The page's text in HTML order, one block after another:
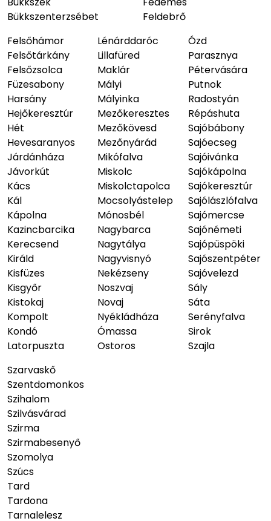
Bükkszenterzsébet
Feldebrő
Felsőhámor
Felsőtárkány
Felsőzsolca
Füzesabony
Harsány
Hejőkeresztúr
Hét
Hevesaranyos
Járdánháza
Jávorkút
Kács
Kál
Kápolna
Kazincbarcika
Kerecsend
Királd
Kisfüzes
Kisgyőr
Kistokaj
Kompolt
Kondó
Latorpuszta
Lénárddaróc
Lillafüred
Maklár
Mályi
Mályinka
Mezőkeresztes
Mezőkövesd
Mezőnyárád
Mikófalva
Miskolc
Miskolctapolca
Mocsolyástelep
Mónosbél
Nagybarca
Nagytálya
Nagyvisnyó
Nekézseny
Noszvaj
Novaj
Nyékládháza
Ómassa
Ostoros
Ózd
Parasznya
Pétervására
Putnok
Radostyán
Répáshuta
Sajóbábony
Sajóecseg
Sajóivánka
Sajókápolna
Sajókeresztúr
Sajólászlófalva
Sajómercse
Sajónémeti
Sajópüspöki
Sajószentpéter
Sajóvelezd
Sály
Sáta
Serényfalva
Sirok
Szajla
Szarvaskő
Szentdomonkos
Szihalom
Szilvásvárad
Szirma
Szirmabesenyő
Szomolya
Szúcs
Tard
Tardona
Tarnalelesz